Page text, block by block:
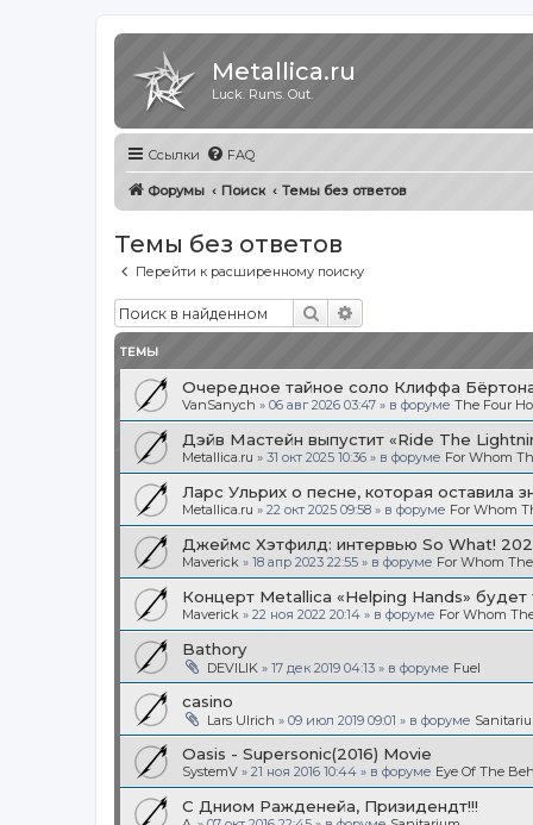
Metallica.ru
Luck. Runs. Out.
Ссылки FAQ
Форумы Поиск Темы без ответов
Темы без ответов
Перейти к расширенному поиску
Поиск
ТЕМЫ
Очередное тайное соло Клиффа
VanSanych » 06 авг 2026 03:47 » в форуме The Four
Дэйв Мастейн выпустит «Ride The
Metallica.ru » 31 окт 2025 10:36 » в форуме For Whom
Ларс Ульрих о песне, которая оставила
Metallica.ru » 22 окт 2025 09:58 » в форуме For Whom
Джеймс Хэтфилд: интервью So What!
Maverick » 18 апр 2023 22:55 » в форуме For Whom
Концерт Metallica «Helping Hands» будет
Maverick » 22 ноя 2022 20:14 » в форуме For Whom
Bathory
DEVILIK » 17 дек 2019 04:13 » в форуме Fuel
casino
Lars Ulrich » 09 июл 2019 09:01 » в форуме
Oasis - Supersonic(2016) Movie
SystemV » 21 ноя 2016 10:44 » в форуме Eye Of The
С Дниом Ражденейа, Призидендт!!!